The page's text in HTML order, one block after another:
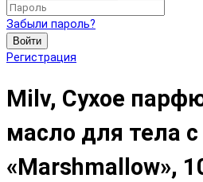
Забыли пароль?
Войти
Регистрация
Milv, Сухое
масло для тела
«Marshmallow»,